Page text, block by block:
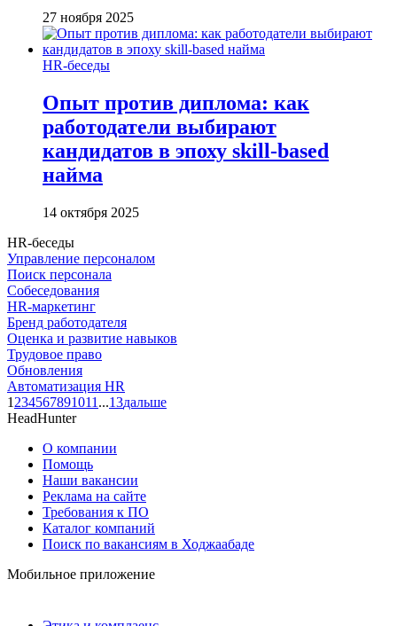
27 ноября 2025
HR-беседы
Опыт против диплома: как
работодатели выбирают
кандидатов в эпоху skill-based
найма
14 октября 2025
HR-беседы
Управление персоналом
Поиск персонала
Собеседования
HR-маркетинг
Бренд работодателя
Оценка и развитие навыков
Трудовое право
Обновления
Автоматизация HR
1 234567891011 ...13дальше
HeadHunter
О компании
Помощь
Наши вакансии
Реклама на сайте
Требования к ПО
Каталог компаний
Поиск по вакансиям в Ходжаабаде
Мобильное приложение